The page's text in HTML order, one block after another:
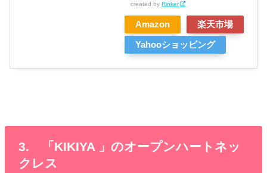
created byRinker
Amazon 楽天市場
Yahooショッピング
3. 「KIKIYA 」のオープンハートネッ
クレス